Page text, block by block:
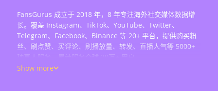
FansGurus 成立于 2018 年，8 年专注海外社交媒体数据增
长。覆盖 Instagram、TikTok、YouTube、Twitter、
Telegram、Facebook、Binance 等 20+ 平台，提供购买粉
丝、刷点赞、买评论、刷播放量、转发、直播人气等 5000+
种真人服务，累计服务全球 20万+ 用户。
Show more